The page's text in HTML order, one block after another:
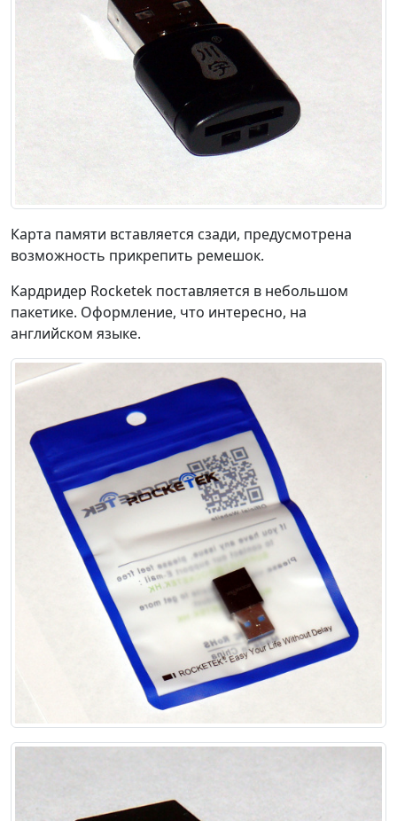
Карта памяти вставляется сзади, предусмотрена
возможность прикрепить ремешок.
Кардридер Rocketek поставляется в небольшом
пакетике. Оформление, что интересно, на
английском языке.